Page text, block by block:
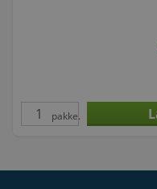
pakke.